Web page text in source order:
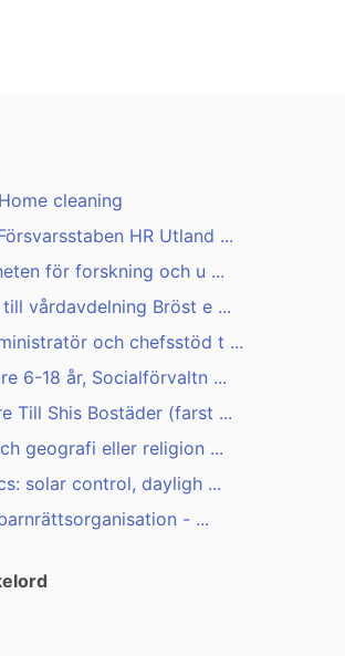
cleaning
HR Utland ...
för forskning och u ...
vårdavdelning Bröst e ...
och chefsstöd t ...
6-18 år, Socialförvaltn ...
Till Shis Bostäder (farst ...
geografi eller religion ...
solar control, dayligh ...
- ...